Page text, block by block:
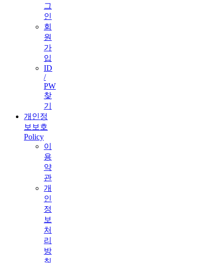
그
인
회
원
가
입
ID
/
PW
찾
기
개인정
보보호
Policy
이
용
약
관
개
인
정
보
처
리
방
침